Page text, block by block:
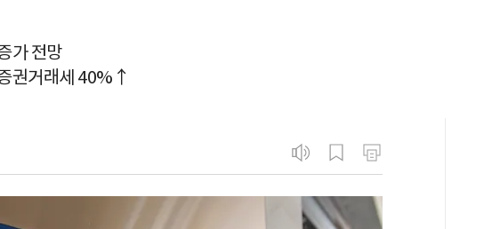
가 전망
권거래세 40%↑